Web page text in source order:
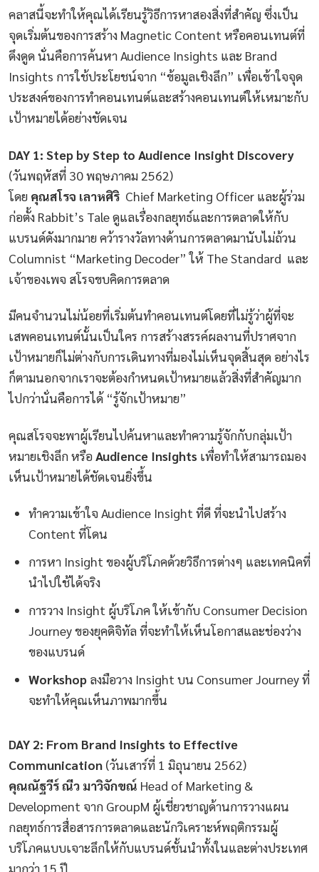
คลาสนี้จะทำให้คุณได้เรียนรู้วิธีการหาสองสิ่งที่สำคัญ ซึ่งเป็น
จุดเริ่มต้นของการสร้าง Magnetic Content หรือคอนเทนต์ที่
ดึงดูด นั่นคือการค้นหา Audience Insights และ Brand
Insights การใช้ประโยชน์จาก “ข้อมูลเชิงลึก” เพื่อเข้าใจจุด
ประสงค์ของการทำคอนเทนต์และสร้างคอนเทนต์ให้เหมาะกับ
เป้าหมายได้อย่างชัดเจน
DAY 1: Step by Step to Audience Insight Discovery
(วันพฤหัสที่ 30 พฤษภาคม 2562)
โดย คุณสโรจ เลาหศิริ Chief Marketing Officer และผู้ร่วม
ก่อตั้ง Rabbit’s Tale ดูแลเรื่องกลยุทธ์และการตลาดให้กับ
แบรนด์ดังมากมาย คว้ารางวัลทางด้านการตลาดมานับไม่ถ้วน
Columnist “Marketing Decoder” ให้ The Standard และ
เจ้าของเพจ สโรจขบคิดการตลาด
มีคนจำนวนไม่น้อยที่เริ่มต้นทำคอนเทนต์โดยที่ไม่รู้ว่าผู้ที่จะ
เสพคอนเทนต์นั้นเป็นใคร การสร้างสรรค์ผลงานที่ปราศจาก
เป้าหมายก็ไม่ต่างกับการเดินทางที่มองไม่เห็นจุดสิ้นสุด อย่างไร
ก็ตามนอกจากเราจะต้องกำหนดเป้าหมายแล้วสิ่งที่สำคัญมาก
ไปกว่านั่นคือการได้ “รู้จักเป้าหมาย”
คุณสโรจจะพาผู้เรียนไปค้นหาและทำความรู้จักกับกลุ่มเป้า
หมายเชิงลึก หรือAudience Insights เพื่อทำให้สามารถมอง
เห็นเป้าหมายได้ชัดเจนยิ่งขึ้น
ทำความเข้าใจ Audience Insight ที่ดี ที่จะนำไปสร้าง
Content ที่โดน
การหา Insight ของผู้บริโภคด้วยวิธีการต่างๆ และเทคนิคที่
นำไปใช้ได้จริง
การวาง Insight ผู้บริโภค ให้เข้ากับ Consumer Decision
Journey ของยุคดิจิทัล ที่จะทำให้เห็นโอกาสและช่องว่าง
ของแบรนด์
Workshop ลงมือวาง Insight บน Consumer Journey ที่
จะทำให้คุณเห็นภาพมากขึ้น
DAY 2: From Brand Insights to Effective
Communication (วันเสาร์ที่ 1 มิถุนายน 2562)
คุณณัฐวีร์ ณีว มาวิจักขณ์ Head of Marketing &
Development จาก GroupM ผู้เชี่ยวชาญด้านการวางแผน
กลยุทธ์การสื่อสารการตลาดและนักวิเคราะห์พฤติกรรมผู้
บริโภคแบบเจาะลึกให้กับแบรนด์ชั้นนำทั้งในและต่างประเทศ
มากว่า 15 ปี